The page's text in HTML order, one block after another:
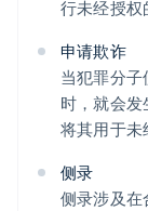
行未经授权
申请欺诈
当犯罪分
时，就会
将其用于未
侧录
侧录涉及